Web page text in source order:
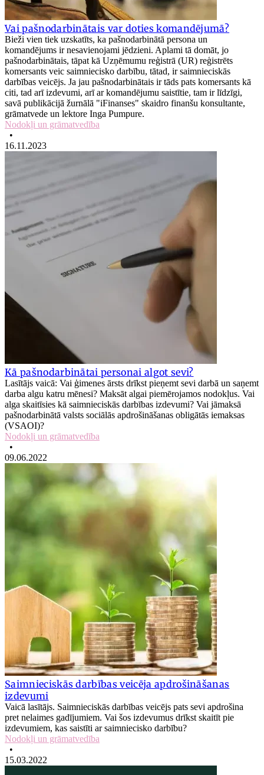
Vai pašnodarbinātais var doties komandējumā?
Bieži vien tiek uzskatīts, ka pašnodarbinātā persona un
komandējums ir nesavienojami jēdzieni. Aplami tā domāt, jo
pašnodarbinātais, tāpat kā Uzņēmumu reģistrā (UR) reģistrēts
komersants veic saimniecisko darbību, tātad, ir saimnieciskās
darbības veicējs. Ja jau pašnodarbinātais ir tāds pats komersants kā
citi, tad arī izdevumi, arī ar komandējumu saistītie, tam ir līdzīgi,
savā publikācijā žurnālā "iFinanses" skaidro finanšu konsultante,
grāmatvede un lektore Inga Pumpure.
Nodokļi un grāmatvedība
•
16.11.2023
Kā pašnodarbinātai personai algot sevi?
Lasītājs vaicā: Vai ģimenes ārsts drīkst pieņemt sevi darbā un saņemt
darba algu katru mēnesi? Maksāt algai piemērojamos nodokļus. Vai
alga skaitīsies kā saimnieciskās darbības izdevumi? Vai jāmaksā
pašnodarbinātā valsts sociālās apdrošināšanas obligātās iemaksas
(VSAOI)?
Nodokļi un grāmatvedība
•
09.06.2022
Saimnieciskās darbības veicēja apdrošināšanas
izdevumi
Vaicā lasītājs. Saimnieciskās darbības veicējs pats sevi apdrošina
pret nelaimes gadījumiem. Vai šos izdevumus drīkst skaitīt pie
izdevumiem, kas saistīti ar saimniecisko darbību?
Nodokļi un grāmatvedība
•
15.03.2022